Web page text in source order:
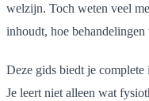
welzijn. Toch weten veel
inhoudt, hoe
Deze gids biedt je
Je leert niet alleen wat